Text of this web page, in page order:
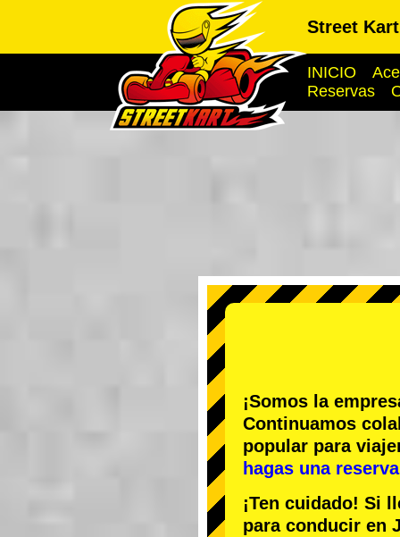
Street
INICIO
Reservas
¡Somos la
Continuamos
popular para
hagas una
¡Ten cuidado! Si
para conducir en